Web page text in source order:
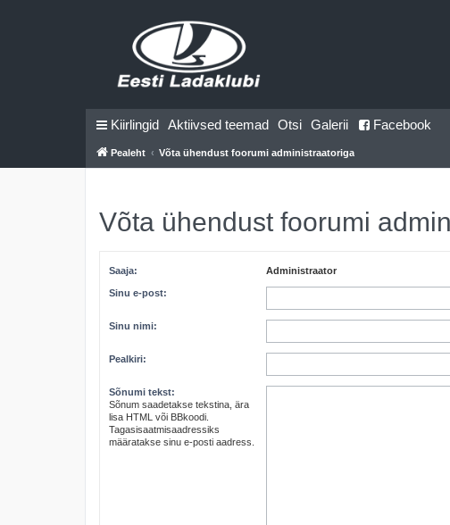
Kiirlingid Aktiivsed teemad Otsi Galerii Facebook
Pealeht Võta ühendust foorumi administraatoriga
Võta ühendust foorumi
Saaja: Administraator
Sinu e-post:
Sinu nimi:
Pealkiri:
Sõnumi tekst:
Sõnum saadetakse tekstina, ära
lisa HTML või BBkoodi.
Tagasisaatmisaadressiks
määratakse sinu e-posti aadress.